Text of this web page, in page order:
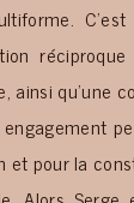
ainsi qu’une
engagement
et pour la